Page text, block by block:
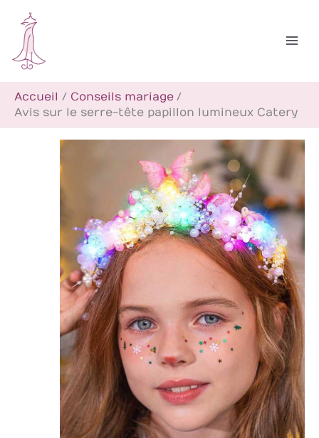
contenu
Accueil
Conseils mariage
Avis sur le serre-tête papillon lumineux Catery
c
h
e